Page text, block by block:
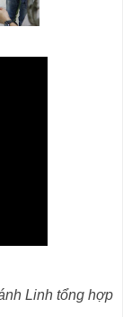
Linh tổng hợp